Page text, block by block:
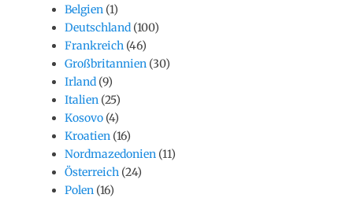
Belgien (1)
Deutschland (100)
Frankreich (46)
Großbritannien (30)
Irland (9)
Italien (25)
Kosovo (4)
Kroatien (16)
Nordmazedonien (11)
Österreich (24)
Polen (16)